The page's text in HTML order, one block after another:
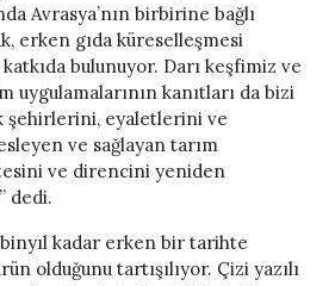
Avrasya’nın birbirine bağlı
erken gıda küreselleşmesi
bulunuyor. Darı keşfimiz ve
uygulamalarının kanıtları da bizi
şehirlerini, eyaletlerini ve
ve sağlayan tarım
ve direncini yeniden
dedi.
binyıl kadar erken bir tarihte
olduğunu tartışılıyor. Çizi yazılı